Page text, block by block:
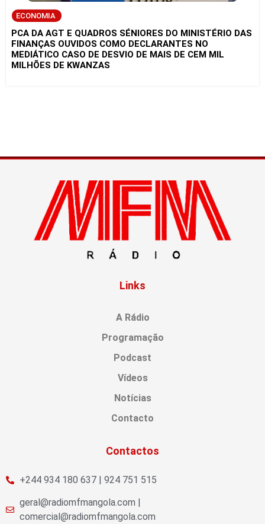
ECONOMIA
PCA DA AGT E QUADROS SÉNIORES DO MINISTÉRIO DAS
FINANÇAS OUVIDOS COMO DECLARANTES NO
MEDIÁTICO CASO DE DESVIO DE MAIS DE CEM MIL
MILHÕES DE KWANZAS
Links
A Rádio
Programação
Podcast
Vídeos
Notícias
Contacto
Contactos
+244 934 180 637 | 924 751 515
geral@radiomfmangola.com |
comercial@radiomfmangola.com